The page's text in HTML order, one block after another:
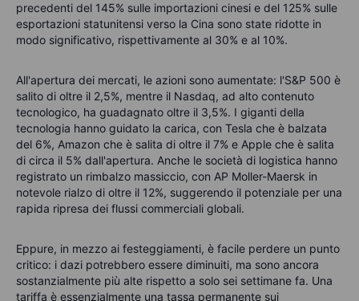
precedenti del 145% sulle importazioni cinesi e del 125% sulle
esportazioni statunitensi verso la Cina sono state ridotte in
modo significativo, rispettivamente al 30% e al 10%.
All'apertura dei mercati, le azioni sono aumentate: l'S&P 500 è
salito di oltre il 2,5%, mentre il Nasdaq, ad alto contenuto
tecnologico, ha guadagnato oltre il 3,5%. I giganti della
tecnologia hanno guidato la carica, con Tesla che è balzata
del 6%, Amazon che è salita di oltre il 7% e Apple che è salita
di circa il 5% dall'apertura. Anche le società di logistica hanno
registrato un rimbalzo massiccio, con AP Moller-Maersk in
notevole rialzo di oltre il 12%, suggerendo il potenziale per una
rapida ripresa dei flussi commerciali globali.
Eppure, in mezzo ai festeggiamenti, è facile perdere un punto
critico: i dazi potrebbero essere diminuiti, ma sono ancora
sostanzialmente più alte rispetto a solo sei settimane fa. Una
tariffa è essenzialmente una tassa permanente sui